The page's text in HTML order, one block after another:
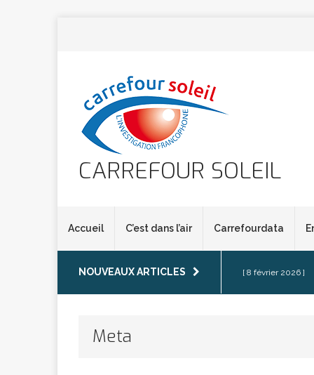
CARREFOUR SOLEIL
Accueil C’est dans l’air Carrefourdata
NOUVEAUX ARTICLES [ 8 février 2026 ]
Meta